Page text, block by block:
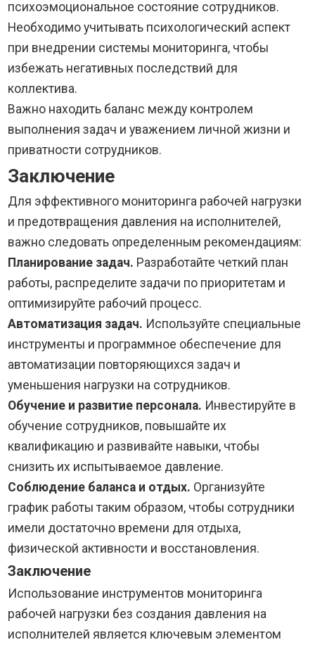
психоэмоциональное состояние сотрудников.
Необходимо учитывать психологический аспект
при внедрении системы мониторинга, чтобы
избежать негативных последствий для
коллектива.
Важно находить баланс между контролем
выполнения задач и уважением личной жизни и
приватности сотрудников.
Заключение
Для эффективного мониторинга рабочей нагрузки
и предотвращения давления на исполнителей,
важно следовать определенным рекомендациям:
Планирование задач. Разработайте четкий план
работы, распределите задачи по приоритетам и
оптимизируйте рабочий процесс.
Автоматизация задач. Используйте специальные
инструменты и программное обеспечение для
автоматизации повторяющихся задач и
уменьшения нагрузки на сотрудников.
Обучение и развитие персонала. Инвестируйте в
обучение сотрудников, повышайте их
квалификацию и развивайте навыки, чтобы
снизить их испытываемое давление.
Соблюдение баланса и отдых. Организуйте
график работы таким образом, чтобы сотрудники
имели достаточно времени для отдыха,
физической активности и восстановления.
Заключение
Использование инструментов мониторинга
рабочей нагрузки без создания давления на
исполнителей является ключевым элементом